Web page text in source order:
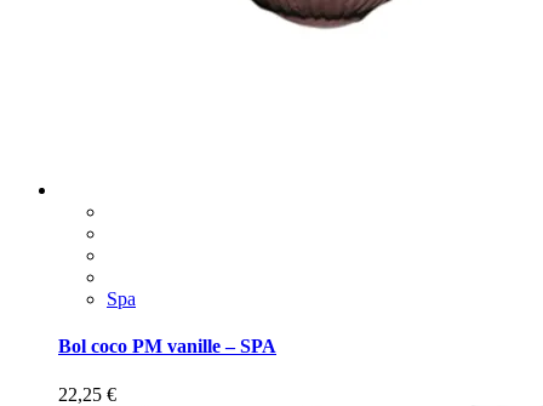
Spa
Bol coco PM vanille – SPA
22,25 €